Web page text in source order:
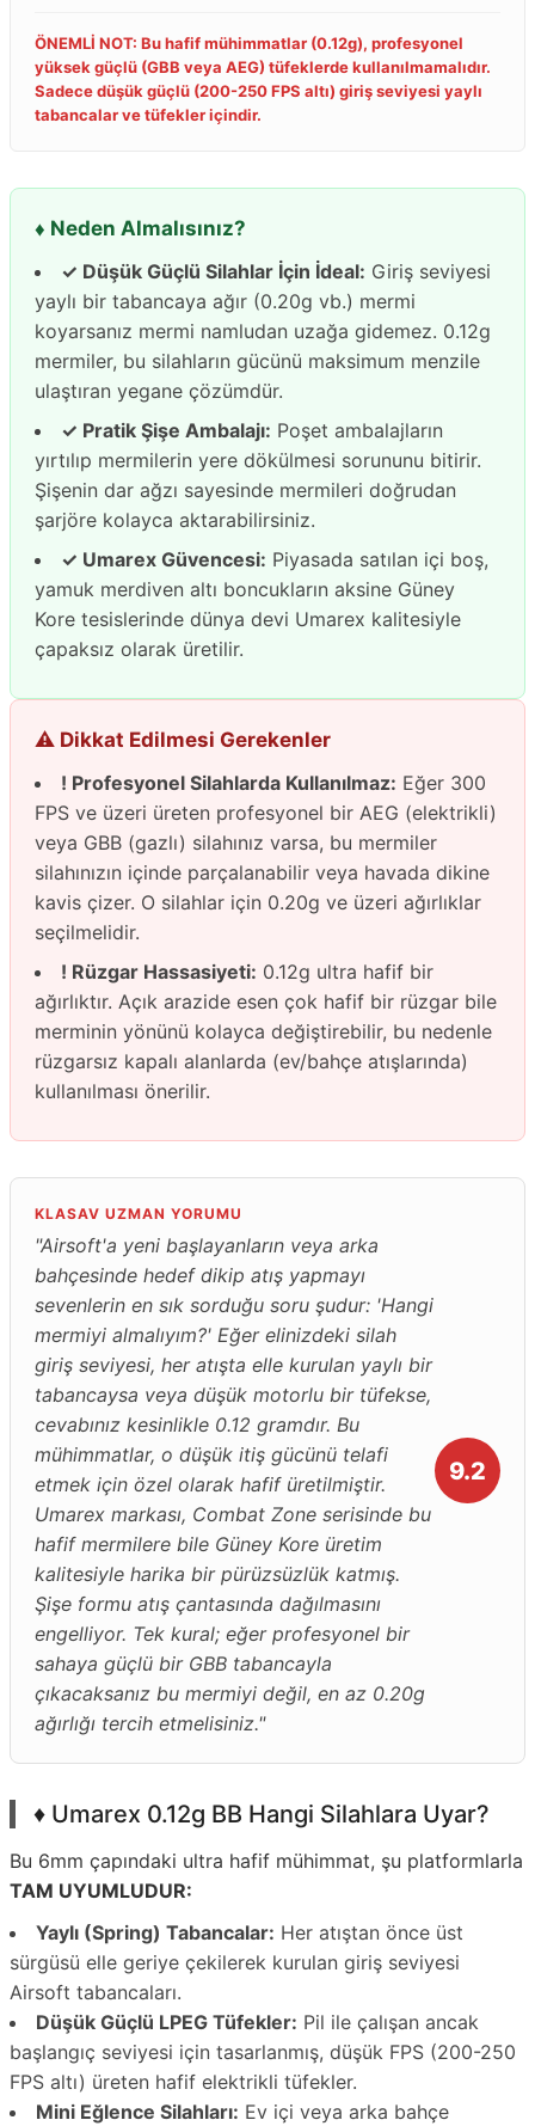
ÖNEMLİ NOT: Bu hafif mühimmatlar (0.12g), profesyonel
yüksek güçlü (GBB veya AEG) tüfeklerde kullanılmamalıdır.
Sadece düşük güçlü (200-250 FPS altı) giriş seviyesi yaylı
tabancalar ve tüfekler içindir.
♦️ Neden Almalısınız?
✓ Düşük Güçlü Silahlar İçin İdeal: Giriş seviyesi
yaylı bir tabancaya ağır (0.20g vb.) mermi
koyarsanız mermi namludan uzağa gidemez. 0.12g
mermiler, bu silahların gücünü maksimum menzile
ulaştıran yegane çözümdür.
✓ Pratik Şişe Ambalajı: Poşet ambalajların
yırtılıp mermilerin yere dökülmesi sorununu bitirir.
Şişenin dar ağzı sayesinde mermileri doğrudan
şarjöre kolayca aktarabilirsiniz.
✓ Umarex Güvencesi: Piyasada satılan içi boş,
yamuk merdiven altı boncukların aksine Güney
Kore tesislerinde dünya devi Umarex kalitesiyle
çapaksız olarak üretilir.
⚠️ Dikkat Edilmesi Gerekenler
! Profesyonel Silahlarda Kullanılmaz: Eğer 300
FPS ve üzeri üreten profesyonel bir AEG (elektrikli)
veya GBB (gazlı) silahınız varsa, bu mermiler
silahınızın içinde parçalanabilir veya havada dikine
kavis çizer. O silahlar için 0.20g ve üzeri ağırlıklar
seçilmelidir.
! Rüzgar Hassasiyeti: 0.12g ultra hafif bir
ağırlıktır. Açık arazide esen çok hafif bir rüzgar bile
merminin yönünü kolayca değiştirebilir, bu nedenle
rüzgarsız kapalı alanlarda (ev/bahçe atışlarında)
kullanılması önerilir.
KLASAV UZMAN YORUMU
"Airsoft'a yeni başlayanların veya arka
bahçesinde hedef dikip atış yapmayı
sevenlerin en sık sorduğu soru şudur: 'Hangi
mermiyi almalıyım?' Eğer elinizdeki silah
giriş seviyesi, her atışta elle kurulan yaylı bir
tabancaysa veya düşük motorlu bir tüfekse,
cevabınız kesinlikle 0.12 gramdır. Bu
mühimmatlar, o düşük itiş gücünü telafi
etmek için özel olarak hafif üretilmiştir.
Umarex markası, Combat Zone serisinde bu
hafif mermilere bile Güney Kore üretim
kalitesiyle harika bir pürüzsüzlük katmış.
Şişe formu atış çantasında dağılmasını
engelliyor. Tek kural; eğer profesyonel bir
sahaya güçlü bir GBB tabancayla
çıkacaksanız bu mermiyi değil, en az 0.20g
ağırlığı tercih etmelisiniz."
9.2
♦️ Umarex 0.12g BB Hangi Silahlara Uyar?
Bu 6mm çapındaki ultra hafif mühimmat, şu platformlarla
TAM UYUMLUDUR:
Yaylı (Spring) Tabancalar: Her atıştan önce üst
sürgüsü elle geriye çekilerek kurulan giriş seviyesi
Airsoft tabancaları.
Düşük Güçlü LPEG Tüfekler: Pil ile çalışan ancak
başlangıç seviyesi için tasarlanmış, düşük FPS (200-250
FPS altı) üreten hafif elektrikli tüfekler.
Mini Eğlence Silahları: Ev içi veya arka bahçe